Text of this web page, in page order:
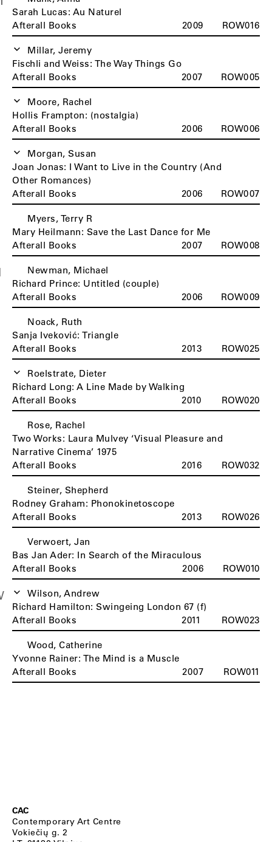
Sarah Lucas: Au Naturel
Afterall Books
2009 ROW016
Millar, Jeremy
Fischli and Weiss: The Way Things Go
Afterall Books
2007 ROW005
Moore, Rachel
Hollis Frampton: (nostalgia)
Afterall Books
2006 ROW006
Morgan, Susan
Joan Jonas: I Want to Live in the Country (And
Other Romances)
Afterall Books
2006 ROW007
Myers, Terry R
Mary Heilmann: Save the Last Dance for Me
Afterall Books
2007 ROW008
Newman, Michael
Richard Prince: Untitled (couple)
Afterall Books
2006 ROW009
Noack, Ruth
Sanja Iveković: Triangle
Afterall Books
2013 ROW025
Roelstrate, Dieter
Richard Long: A Line Made by Walking
Afterall Books
2010 ROW020
Rose, Rachel
Two Works: Laura Mulvey ‘Visual Pleasure and
Narrative Cinema’ 1975
Afterall Books
2016 ROW032
Steiner, Shepherd
Rodney Graham: Phonokinetoscope
Afterall Books
2013 ROW026
Verwoert, Jan
Bas Jan Ader: In Search of the Miraculous
Afterall Books
2006 ROW010
Wilson, Andrew
Richard Hamilton: Swingeing London 67 (f)
Afterall Books
2011 ROW023
Wood, Catherine
Yvonne Rainer: The Mind is a Muscle
Afterall Books
2007 ROW011
CAC
Contemporary Art Centre
Vokiečių g. 2